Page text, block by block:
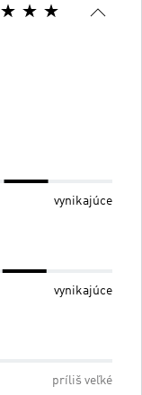
vynikajúce
vynikajúce
príliš veľké